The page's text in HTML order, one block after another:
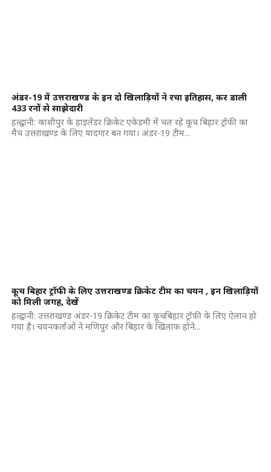
अंडर-19 में उत्तराखण्ड के इन दो खिलाड़ियों ने रचा इतिहास, कर डाली
433 रनों से साझेदारी
हल्द्वानी: काशीपुर के हाइलेंडर क्रिकेट एकेडमी में चल रहे कूच बिहार ट्रॉफी का
मैच उत्तराखण्ड के लिए यादगार बन गया। अंडर-19 टीम...
कूच बिहार ट्रॉफी के लिए उत्तराखण्ड क्रिकेट टीम का चयन , इन खिलाड़ियों
को मिली जगह, देखें
हल्द्वानी: उत्तराखण्ड अंडर-19 क्रिकेट टीम का कूचबिहार ट्रॉफी के लिए ऐलान हो
गया है। चयनकर्ताओं ने मणिपुर और बिहार के खिलाफ होने...